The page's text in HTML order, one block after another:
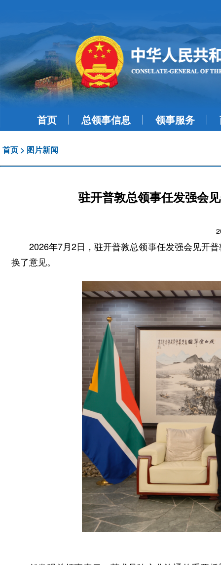
首页 总领事信息 领事服务
首页 > 图片新闻
驻开普敦总领事任发强会
2026年7月2日，驻开普敦总领事任发强会见开
换了意见。